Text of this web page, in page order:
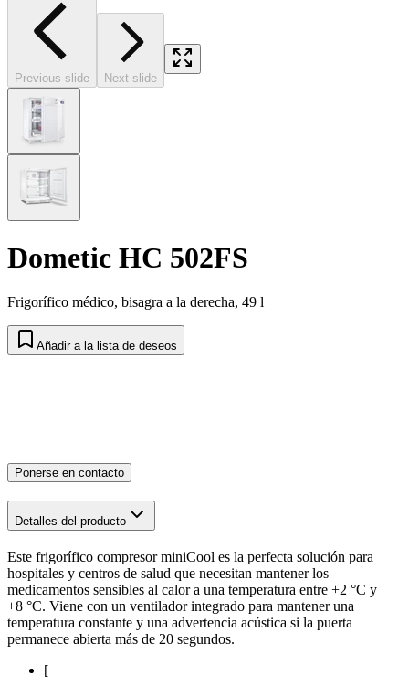
Previous slide Next slide
Dometic HC 502FS
Frigorífico médico, bisagra a la derecha, 49 l
Añadir a la lista de deseos
Ponerse en contacto
Detalles del producto
Este frigorífico compresor miniCool es la perfecta solución para
hospitales y centros de salud que necesitan mantener los
medicamentos sensibles al calor a una temperatura entre +2 °C y
+8 °C. Viene con un ventilador integrado para mantener una
temperatura constante y una advertencia acústica si la puerta
permanece abierta más de 20 segundos.
[